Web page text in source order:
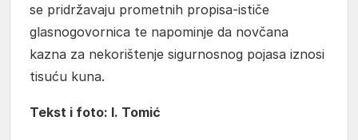
se pridržavaju prometnih propisa-ističe
glasnogovornica te napominje da novčana
kazna za nekorištenje sigurnosnog pojasa iznosi
tisuću kuna.
Tekst i foto: I. Tomić